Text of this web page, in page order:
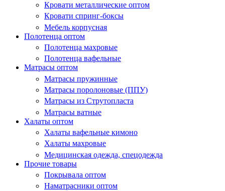
Кровати металлические оптом
Кровати спринг-боксы
Мебель корпусная
Полотенца оптом
Полотенца махровые
Полотенца вафельные
Матрасы оптом
Матрасы пружинные
Матрасы поролоновые (ППУ)
Матрасы из Струтопласта
Матрасы ватные
Халаты оптом
Халаты вафельные кимоно
Халаты махровые
Медицинская одежда, спецодежда
Прочие товары
Покрывала оптом
Наматрасники оптом